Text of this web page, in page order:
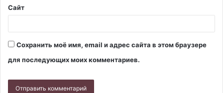
Сайт
Сохранить моё имя, email и адрес сайта в этом браузере
для последующих моих комментариев.